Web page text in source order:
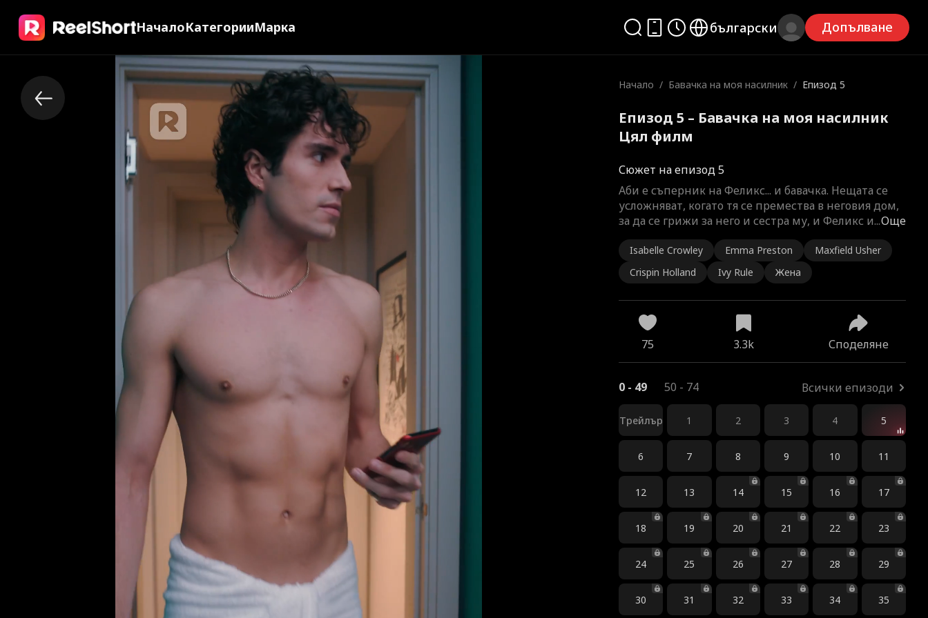
НачалоКатегорииМарка български Допълване
Начало / Бавачка на моя насилник / Епизод 5
Епизод 5 – Бавачка на моя насилник
Цял филм
Сюжет на епизод 5
Още
Аби е съперник на Феликс... и бавачка. Нещата се
усложняват, когато тя се премества в неговия дом,
за да се грижи за него и сестра му, и Феликс и...
Isabelle Crowley Emma Preston
Maxfield Usher
Crispin Holland
Ivy Rule Жена
75 3.3k Споделяне
0 - 49 50 - 74 Всички епизоди
Трейлър 1 2 3 4 5
6 7 8 9 10 11
12 13 14 15 16 17
18 19 20 21 22 23
24 25 26 27 28 29
30 31 32 33 34 35